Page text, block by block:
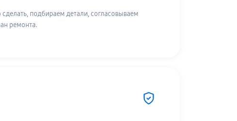
подбираем детали, согласовываем
ремонта.